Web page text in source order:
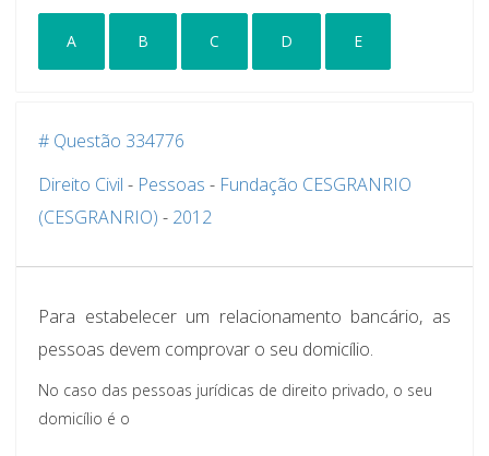
A B C D E
# Questão 334776
Direito Civil - Pessoas - Fundação CESGRANRIO
(CESGRANRIO) - 2012
Para estabelecer um relacionamento bancário, as
pessoas devem comprovar o seu domicílio.
No caso das pessoas jurídicas de direito privado, o seu
domicílio é o